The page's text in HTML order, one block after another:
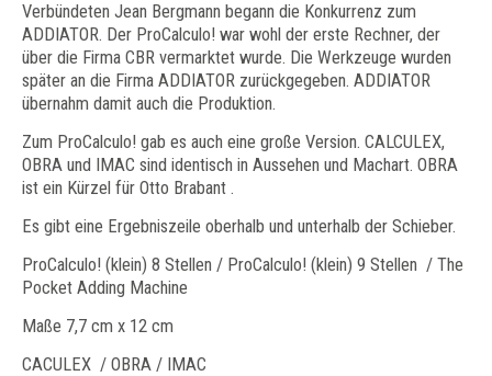
Verbündeten Jean Bergmann begann die Konkurrenz zum
ADDIATOR. Der ProCalculo! war wohl der erste Rechner, der
über die Firma CBR vermarktet wurde. Die Werkzeuge wurden
später an die Firma ADDIATOR zurückgegeben. ADDIATOR
übernahm damit auch die Produktion.
Zum ProCalculo! gab es auch eine große Version. CALCULEX,
OBRA und IMAC sind identisch in Aussehen und Machart. OBRA
ist ein Kürzel für Otto Brabant .
Es gibt eine Ergebniszeile oberhalb und unterhalb der Schieber.
ProCalculo! (klein) 8 Stellen / ProCalculo! (klein) 9 Stellen / The
Pocket Adding Machine
Maße 7,7 cm x 12 cm
CACULEX / OBRA / IMAC